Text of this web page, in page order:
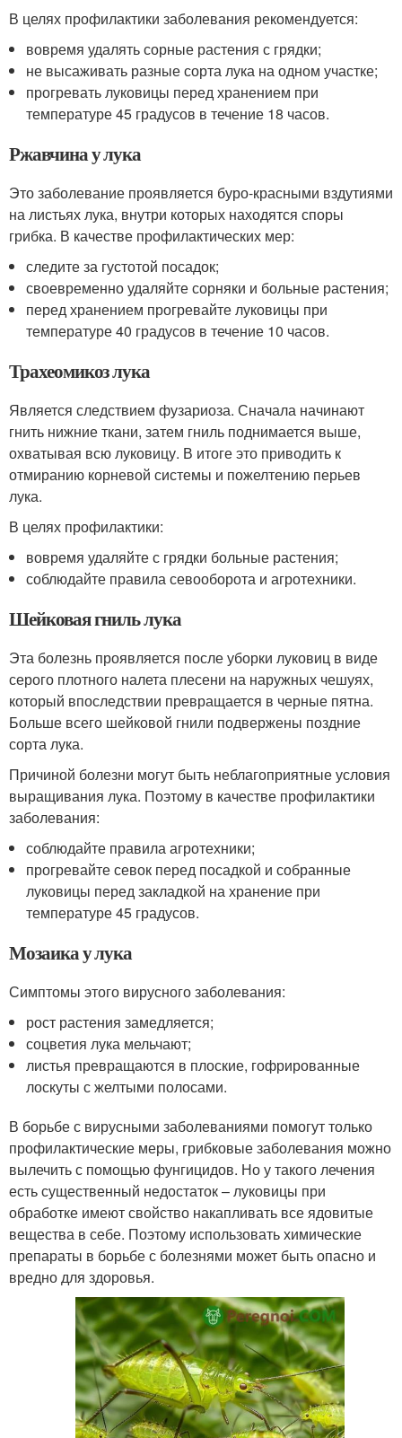
В целях профилактики заболевания рекомендуется:
вовремя удалять сорные растения с грядки;
не высаживать разные сорта лука на одном участке;
прогревать луковицы перед хранением при
температуре 45 градусов в течение 18 часов.
Ржавчина у лука
Это заболевание проявляется буро-красными вздутиями
на листьях лука, внутри которых находятся споры
грибка. В качестве профилактических мер:
следите за густотой посадок;
своевременно удаляйте сорняки и больные растения;
перед хранением прогревайте луковицы при
температуре 40 градусов в течение 10 часов.
Трахеомикоз лука
Является следствием фузариоза. Сначала начинают
гнить нижние ткани, затем гниль поднимается выше,
охватывая всю луковицу. В итоге это приводить к
отмиранию корневой системы и пожелтению перьев
лука.
В целях профилактики:
вовремя удаляйте с грядки больные растения;
соблюдайте правила севооборота и агротехники.
Шейковая гниль лука
Эта болезнь проявляется после уборки луковиц в виде
серого плотного налета плесени на наружных чешуях,
который впоследствии превращается в черные пятна.
Больше всего шейковой гнили подвержены поздние
сорта лука.
Причиной болезни могут быть неблагоприятные условия
выращивания лука. Поэтому в качестве профилактики
заболевания:
соблюдайте правила агротехники;
прогревайте севок перед посадкой и собранные
луковицы перед закладкой на хранение при
температуре 45 градусов.
Мозаика у лука
Симптомы этого вирусного заболевания:
рост растения замедляется;
соцветия лука мельчают;
листья превращаются в плоские, гофрированные
лоскуты с желтыми полосами.
В борьбе с вирусными заболеваниями помогут только
профилактические меры, грибковые заболевания можно
вылечить с помощью фунгицидов. Но у такого лечения
есть существенный недостаток – луковицы при
обработке имеют свойство накапливать все ядовитые
вещества в себе. Поэтому использовать химические
препараты в борьбе с болезнями может быть опасно и
вредно для здоровья.